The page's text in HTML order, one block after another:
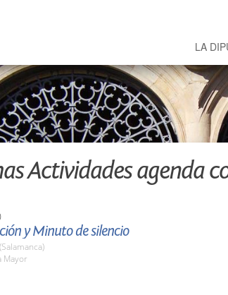
LA
Actividades agenda
y Minuto de silencio
Mayor